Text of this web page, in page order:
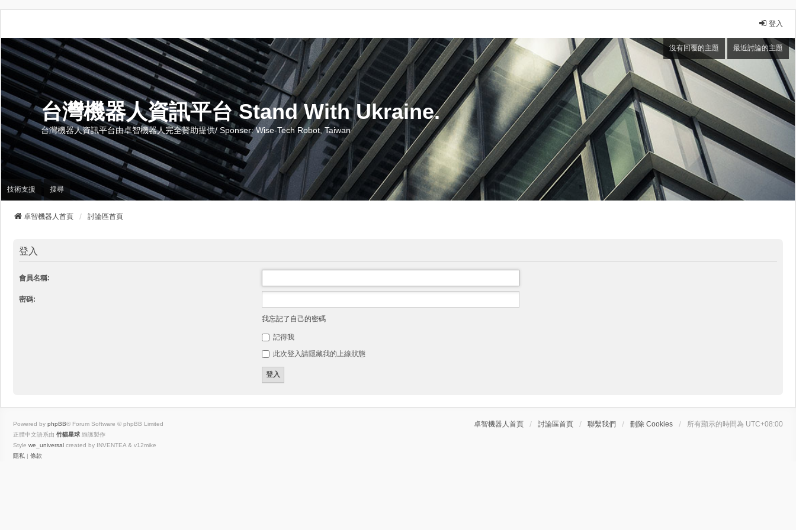
登入
沒有回覆的主題 最近討論的主題
台灣機器人資訊平台 Stand With Ukraine.
台灣機器人資訊平台由卓智機器人完全贊助提供/ Sponser: Wise-Tech Robot, Taiwan
技術支援 搜尋
卓智機器人首頁 討論區首頁
登入
會員名稱:
密碼:
我忘記了自己的密碼
記得我
此次登入請隱藏我的上線狀態
卓智機器人首頁 討論區首頁 聯繫我們 刪除 Cookies 所有顯示的時間為 UTC+08:00
Powered by phpBB® Forum Software © phpBB Limited
正體中文語系由 竹貓星球 維護製作
Style we_universal created by INVENTEA & v12mike
隱私 | 條款